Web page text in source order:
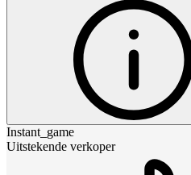
Instant_game
Uitstekende verkoper